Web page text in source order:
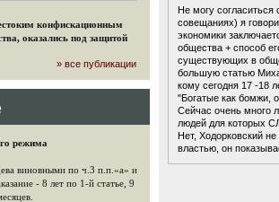
конфискационным
оказались под защитой
Zeitung" о гаагском
из-под юрисдикции ЕСПЧ.
» все публикации
режима
виновными по ч.3 п.п.«а» и
- 8 лет по 1-й статье, 9
Не могу
совещаниях) я
экономики
общества + способ
существующих в
большую статью
кому сегодня 17 -18
"Богатые как бомжи,
Сейчас очень много
людей для которых
Нет, Ходорковский
властью, он